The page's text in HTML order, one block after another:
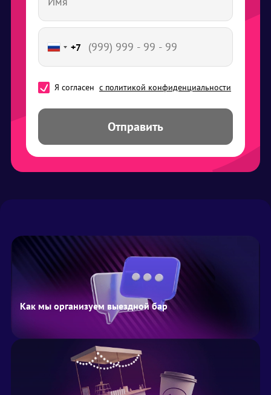
+7
Я согласен с политикой конфиденциальности
Отправить
Как мы организуем выездной бар